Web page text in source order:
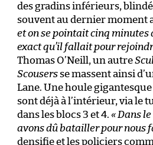
des gradins inférieurs,
souvent au dernier moment
et on se pointait cinq minutes
exact qu’il fallait pour
Thomas O’Neill, un autre
Scousers se massent ainsi
Lane. Une houle
sont déjà à l’intérieur, via le
dans les blocs 3 et 4. « Dans
avons dû batailler pour nous
densifie et les policiers